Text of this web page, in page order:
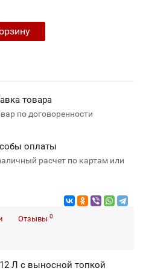
товара
по договоренности
оплаты
расчет по картам или
Отзывы 0
Л с выносной топкой